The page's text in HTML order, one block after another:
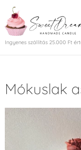
Ingyenes szállítás 25.000 Ft
Mókuslak